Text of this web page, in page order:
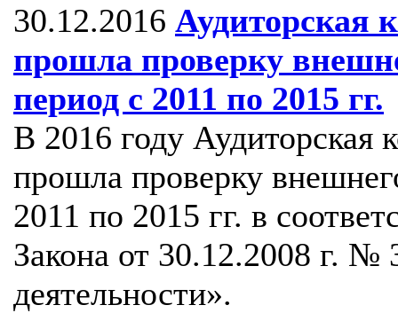
30.12.2016 Аудиторская
прошла проверку
период с 2011 по 2015 гг.
В 2016 году
прошла проверку
2011 по 2015 гг. в
Закона от 30.12.2008 г.
деятельности».